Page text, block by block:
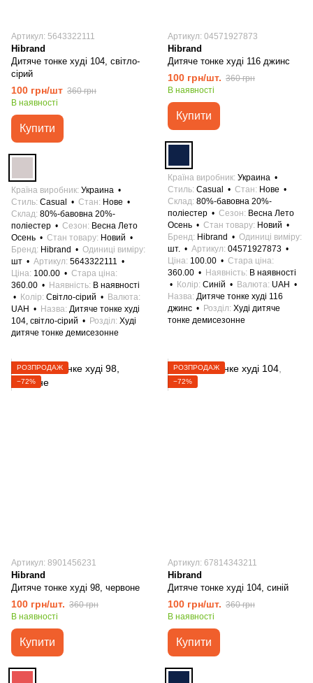
Артикул: 5643322111
Hibrand
Дитяче тонке худі 104, світло-
сірий
100 грн/шт 360 грн
В наявності
Купити
Країна виробник Украина
Стиль Casual Стан Нове
Склад 80%-бавовна 20%-
поліестер
Сезон Весна Лето
Осень
Стан товару Новий
Бренд Hibrand
Одиниці виміру
шт
Артикул 5643322111
Ціна 100.00
Стара ціна
360.00
Наявність В наявності
Колір Світло-сірий
Валюта
UAH
Назва Дитяче тонке худі
104, світло-сірий
Розділ Худі
дитяче тонке демисезонне
Артикул: 04571927873
Hibrand
Дитяче тонке худі 116 джинс
100 грн/шт. 360 грн
В наявності
Купити
Країна виробник Украина
Стиль Casual Стан Нове
Склад 80%-бавовна 20%-
поліестер
Сезон Весна Лето
Осень
Стан товару Новий
Бренд Hibrand
Одиниці виміру
шт.
Артикул 04571927873
Ціна 100.00
Стара ціна
360.00
Наявність В наявності
Колір Синій Валюта UAH
Назва Дитяче тонке худі 116
джинс
Розділ Худі дитяче
тонке демисезонне
РОЗПРОДАЖ
−72%
Артикул: 8901456231
Hibrand
Дитяче тонке худі 98, червоне
100 грн/шт. 360 грн
В наявності
Купити
РОЗПРОДАЖ
−72%
Артикул: 67814343211
Hibrand
Дитяче тонке худі 104, синій
100 грн/шт. 360 грн
В наявності
Купити